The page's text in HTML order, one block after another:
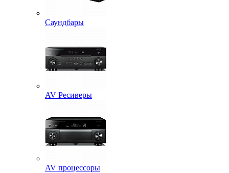
Саундбары
AV Ресиверы
AV процессоры